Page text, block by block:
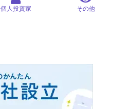
個人投資家 その他